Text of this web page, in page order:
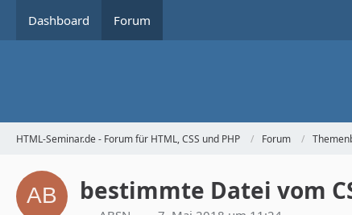
Dashboard Forum
HTML-Seminar.de - Forum für HTML, CSS und PHP Forum
bestimmte Datei vom